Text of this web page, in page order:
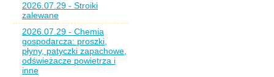
2026.07.29 - Stroiki
zalewane
2026.07.29 - Chemia
gospodarcza: proszki,
płyny, patyczki zapachowe,
odświeżacze powietrza i
inne